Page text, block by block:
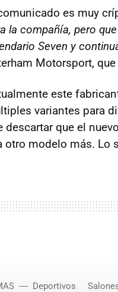
es muy
la compañía, pero
Seven y
Motorsport,
este
variantes para
descartar que el
otro modelo más. Lo
Deportivos